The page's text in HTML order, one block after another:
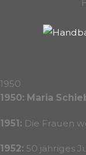
1950
1950: Maria
1951: Die Frauen
1952: 50 jähriges